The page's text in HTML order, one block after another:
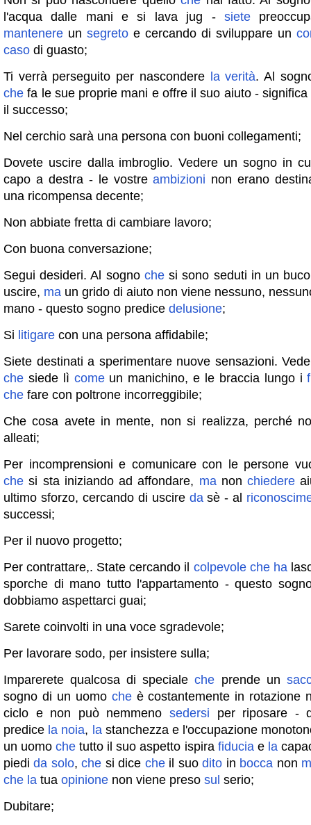
l'acqua dalle mani e si lava jug - siete
mantenere un segreto e cercando di sviluppare un
caso di guasto;
Ti verrà perseguito per nascondere la verità. Al
che fa le sue proprie mani e offre il suo aiuto - significa
il successo;
Nel cerchio sarà una persona con buoni collegamenti;
Dovete uscire dalla imbroglio. Vedere un sogno in
capo a destra - le vostreambizioni non erano
una ricompensa decente;
Non abbiate fretta di cambiare lavoro;
Con buona conversazione;
Segui desideri. Al sogno chesi sono seduti in un
uscire, ma un grido di aiuto non viene nessuno,
mano - questo sogno predice delusione;
Si litigare con una persona affidabile;
Siete destinati a sperimentare nuove sensazioni.
che siede lì comeun manichino, e le braccia lungo i
che fare con poltrone incorreggibile;
Che cosa avete in mente, non si realizza, perché
alleati;
Per incomprensioni e comunicare con le persone
che si sta iniziando ad affondare, manonchiedere
ultimo sforzo, cercando di uscire dasè - al
successi;
Per il nuovo progetto;
Per contrattare,. State cercando il colpevole che ha
sporche di mano tutto l'appartamento - questo
dobbiamo aspettarci guai;
Sarete coinvolti in una voce sgradevole;
Per lavorare sodo, per insistere sulla;
Imparerete qualcosa di specialeche prende un
sogno di un uomo cheè costantemente in rotazione
ciclo e non può nemmeno sedersi per riposare -
predice la noia, lastanchezza e l'occupazione
un uomoche tutto il suo aspetto ispira fiduciae la
piedida solo,che si dice cheil suodito in bocca non
che la tua opinione non viene preso sul serio;
Dubitare;